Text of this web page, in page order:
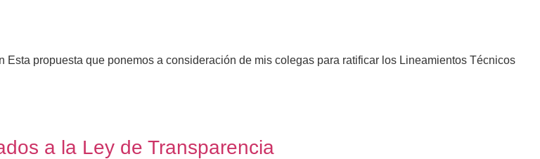
propuesta que ponemos a consideración de mis colegas para ratificar los Lineamientos Técnicos
a la Ley de Transparencia